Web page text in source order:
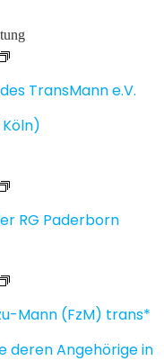
TransMann e.V.
RG Paderborn
Mann (FzM) trans*
deren Angehörige in